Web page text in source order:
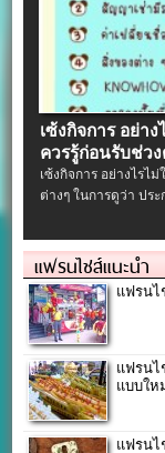
เซ้งกิจการ อย่า
ควรรู้ก่อนรับช่ว
เซ้งกิจการ อย่างไรไ
ต่างๆ ในการดูว่า ปร
แฟรนไชส์แนะนำ
แฟรนไ
แฟรนไ
แบบให
แฟรนไ